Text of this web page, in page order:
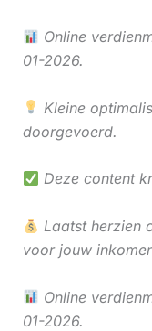
Online
01-2026.
Kleine
doorgevoerd.
Deze content
Laatst herzien
voor jouw
Online
01-2026.